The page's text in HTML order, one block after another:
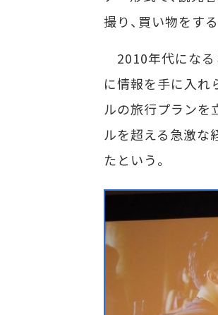
撮り、買い物をす
2010年代になる
に情報を手に入れ
ルの旅行プランを
ルを超える急激な
たという。